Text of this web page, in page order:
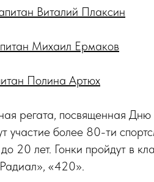
Виталий Плаксин
Михаил Ермаков
Полина Артюх
регата, посвященная
участие более 80-ти
20 лет. Гонки пройдут в
«420».